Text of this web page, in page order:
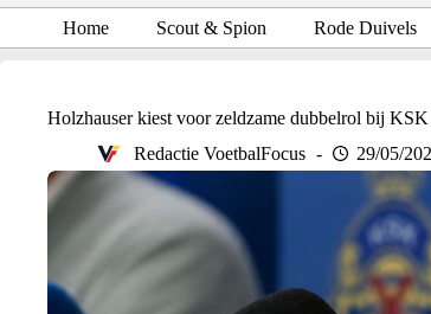
Home Scout & Spion Rode Duivels
Holzhauser kiest voor zeldzame dubbelrol bij KSK
Redactie VoetbalFocus
29/05/